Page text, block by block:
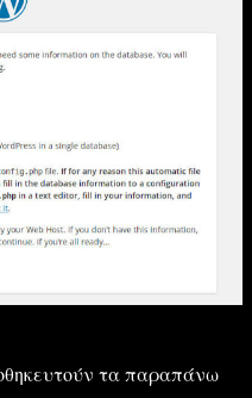
τα παραπάνω